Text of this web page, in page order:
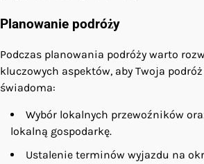
Planowanie podróży
Podczas planowania podróży warto
kluczowych aspektów, aby Twoja
świadoma:
Wybór lokalnych przewoźników
lokalną gospodarkę.
Ustalenie terminów wyjazdu na